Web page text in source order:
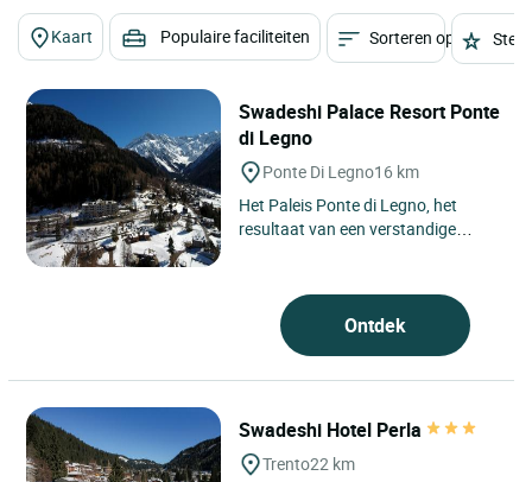
Kaart Populaire faciliteiten Sorteren op
Swadeshi Palace Resort Ponte
di Legno
Ponte Di Legno16 km
Het Paleis Ponte di Legno, het
resultaat van een verstandige
Ontdek
Swadeshi Hotel Perla
Trento22 km